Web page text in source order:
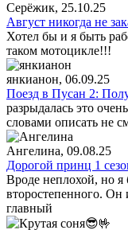
Серёжик, 25.10.25
Август никогда не
Хотел бы и я быть
таком мотоцикле!!!
янкианон, 06.09.25
Поезд в Пусан 2:
разрыдалась это
словами описать не
Ангелина, 09.08.25
Дорогой принц 1
Вроде неплохой, но я
второстепенного. Он
главный